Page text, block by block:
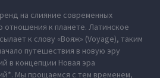
на слияние современных
отношения к планете. Латинское
к слову «Вояж» (Voyage), таким
путешествия в новую эру
в концепции Новая эра
Мы прощаемся с тем временем,